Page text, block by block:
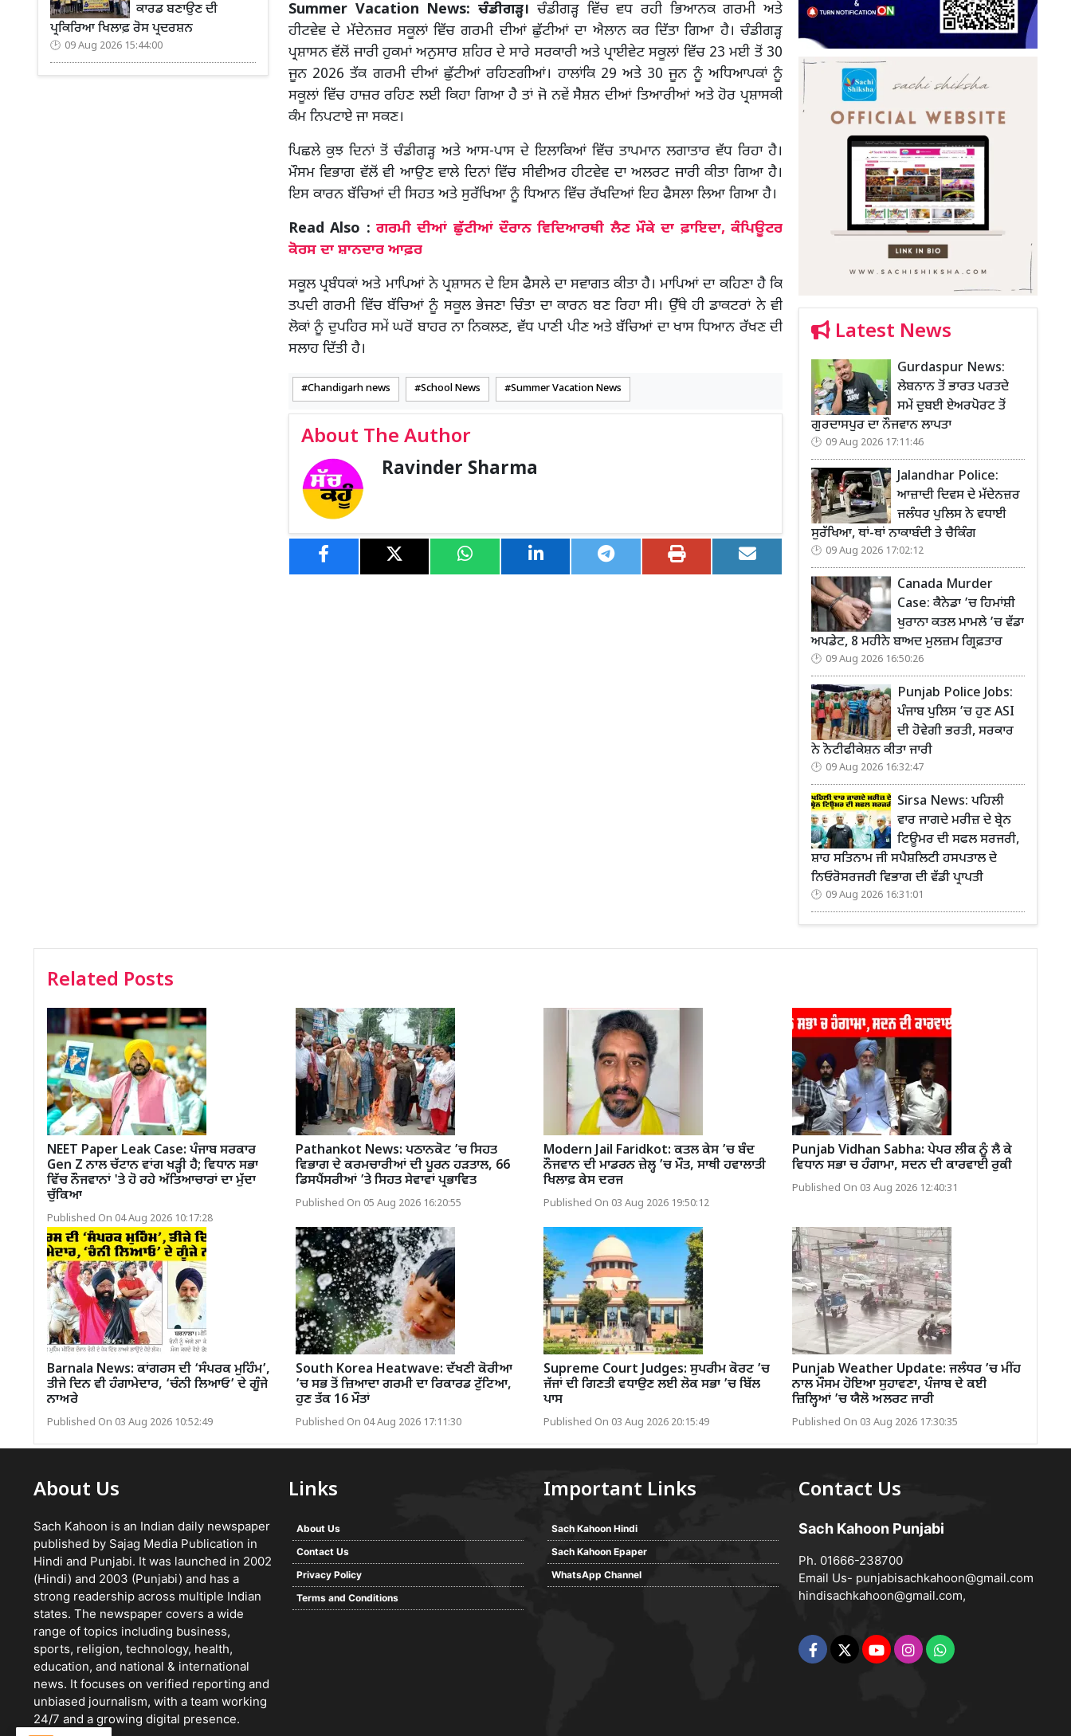
ਕਾਰਡ ਬਣਾਉਣ ਦੀ
ਪ੍ਰਕਿਰਿਆ ਖਿਲਾਫ਼ ਰੋਸ ਪ੍ਰਦਰਸ਼ਨ
09 Aug 2026 15:44:00
Summer Vacation News: ਚੰਡੀਗੜ੍ਹ। ਚੰਡੀਗੜ੍ਹ ਵਿੱਚ ਵਧ ਰਹੀ ਭਿਆਨਕ ਗਰਮੀ ਅਤੇ
ਹੀਟਵੇਵ ਦੇ ਮੱਦੇਨਜ਼ਰ ਸਕੂਲਾਂ ਵਿੱਚ ਗਰਮੀ ਦੀਆਂ ਛੁੱਟੀਆਂ ਦਾ ਐਲਾਨ ਕਰ ਦਿੱਤਾ ਗਿਆ ਹੈ। ਚੰਡੀਗੜ੍ਹ
ਪ੍ਰਸ਼ਾਸਨ ਵੱਲੋਂ ਜਾਰੀ ਹੁਕਮਾਂ ਅਨੁਸਾਰ ਸ਼ਹਿਰ ਦੇ ਸਾਰੇ ਸਰਕਾਰੀ ਅਤੇ ਪ੍ਰਾਈਵੇਟ ਸਕੂਲਾਂ ਵਿੱਚ 23 ਮਈ ਤੋਂ 30
ਜੂਨ 2026 ਤੱਕ ਗਰਮੀ ਦੀਆਂ ਛੁੱਟੀਆਂ ਰਹਿਣਗੀਆਂ। ਹਾਲਾਂਕਿ 29 ਅਤੇ 30 ਜੂਨ ਨੂੰ ਅਧਿਆਪਕਾਂ ਨੂੰ
ਸਕੂਲਾਂ ਵਿੱਚ ਹਾਜ਼ਰ ਰਹਿਣ ਲਈ ਕਿਹਾ ਗਿਆ ਹੈ ਤਾਂ ਜੋ ਨਵੇਂ ਸੈਸ਼ਨ ਦੀਆਂ ਤਿਆਰੀਆਂ ਅਤੇ ਹੋਰ ਪ੍ਰਸ਼ਾਸਕੀ
ਕੰਮ ਨਿਪਟਾਏ ਜਾ ਸਕਣ।
ਪਿਛਲੇ ਕੁਝ ਦਿਨਾਂ ਤੋਂ ਚੰਡੀਗੜ੍ਹ ਅਤੇ ਆਸ-ਪਾਸ ਦੇ ਇਲਾਕਿਆਂ ਵਿੱਚ ਤਾਪਮਾਨ ਲਗਾਤਾਰ ਵੱਧ ਰਿਹਾ ਹੈ।
ਮੌਸਮ ਵਿਭਾਗ ਵੱਲੋਂ ਵੀ ਆਉਣ ਵਾਲੇ ਦਿਨਾਂ ਵਿੱਚ ਸੀਵੀਅਰ ਹੀਟਵੇਵ ਦਾ ਅਲਰਟ ਜਾਰੀ ਕੀਤਾ ਗਿਆ ਹੈ।
ਇਸ ਕਾਰਨ ਬੱਚਿਆਂ ਦੀ ਸਿਹਤ ਅਤੇ ਸੁਰੱਖਿਆ ਨੂੰ ਧਿਆਨ ਵਿੱਚ ਰੱਖਦਿਆਂ ਇਹ ਫੈਸਲਾ ਲਿਆ ਗਿਆ ਹੈ।
Read Also : ਗਰਮੀ ਦੀਆਂ ਛੁੱਟੀਆਂ ਦੌਰਾਨ ਵਿਦਿਆਰਥੀ ਲੈਣ ਮੌਕੇ ਦਾ ਫ਼ਾਇਦਾ, ਕੰਪਿਊਟਰ
ਕੋਰਸ ਦਾ ਸ਼ਾਨਦਾਰ ਆਫ਼ਰ
ਸਕੂਲ ਪ੍ਰਬੰਧਕਾਂ ਅਤੇ ਮਾਪਿਆਂ ਨੇ ਪ੍ਰਸ਼ਾਸਨ ਦੇ ਇਸ ਫੈਸਲੇ ਦਾ ਸਵਾਗਤ ਕੀਤਾ ਹੈ। ਮਾਪਿਆਂ ਦਾ ਕਹਿਣਾ ਹੈ ਕਿ
ਤਪਦੀ ਗਰਮੀ ਵਿੱਚ ਬੱਚਿਆਂ ਨੂੰ ਸਕੂਲ ਭੇਜਣਾ ਚਿੰਤਾ ਦਾ ਕਾਰਨ ਬਣ ਰਿਹਾ ਸੀ। ਉੱਥੇ ਹੀ ਡਾਕਟਰਾਂ ਨੇ ਵੀ
ਲੋਕਾਂ ਨੂੰ ਦੁਪਹਿਰ ਸਮੇਂ ਘਰੋਂ ਬਾਹਰ ਨਾ ਨਿਕਲਣ, ਵੱਧ ਪਾਣੀ ਪੀਣ ਅਤੇ ਬੱਚਿਆਂ ਦਾ ਖਾਸ ਧਿਆਨ ਰੱਖਣ ਦੀ
ਸਲਾਹ ਦਿੱਤੀ ਹੈ।
Chandigarh news School News Summer Vacation News
About The Author
Ravinder Sharma
Latest News
Gurdaspur News:
ਲੇਬਨਾਨ ਤੋਂ ਭਾਰਤ ਪਰਤਦੇ
ਸਮੇਂ ਦੁਬਈ ਏਅਰਪੋਰਟ ਤੋਂ
ਗੁਰਦਾਸਪੁਰ ਦਾ ਨੌਜਵਾਨ ਲਾਪਤਾ
09 Aug 2026 17:11:46
Jalandhar Police:
ਆਜ਼ਾਦੀ ਦਿਵਸ ਦੇ ਮੱਦੇਨਜ਼ਰ
ਜਲੰਧਰ ਪੁਲਿਸ ਨੇ ਵਧਾਈ
ਸੁਰੱਖਿਆ, ਥਾਂ-ਥਾਂ ਨਾਕਾਬੰਦੀ ਤੇ ਚੈਕਿੰਗ
09 Aug 2026 17:02:12
Canada Murder
Case: ਕੈਨੇਡਾ ’ਚ ਹਿਮਾਂਸ਼ੀ
ਖੁਰਾਨਾ ਕਤਲ ਮਾਮਲੇ ’ਚ ਵੱਡਾ
ਅਪਡੇਟ, 8 ਮਹੀਨੇ ਬਾਅਦ ਮੁਲਜ਼ਮ ਗ੍ਰਿਫ਼ਤਾਰ
09 Aug 2026 16:50:26
Punjab Police Jobs:
ਪੰਜਾਬ ਪੁਲਿਸ ’ਚ ਹੁਣ ASI
ਦੀ ਹੋਵੇਗੀ ਭਰਤੀ, ਸਰਕਾਰ
ਨੇ ਨੋਟੀਫੀਕੇਸ਼ਨ ਕੀਤਾ ਜਾਰੀ
09 Aug 2026 16:32:47
Sirsa News: ਪਹਿਲੀ
ਵਾਰ ਜਾਗਦੇ ਮਰੀਜ਼ ਦੇ ਬ੍ਰੇਨ
ਟਿਊਮਰ ਦੀ ਸਫਲ ਸਰਜਰੀ,
ਸ਼ਾਹ ਸਤਿਨਾਮ ਜੀ ਸਪੈਸ਼ਲਿਟੀ ਹਸਪਤਾਲ ਦੇ
ਨਿਓਰੋਸਰਜਰੀ ਵਿਭਾਗ ਦੀ ਵੱਡੀ ਪ੍ਰਾਪਤੀ
09 Aug 2026 16:31:01
Related Posts
NEET Paper Leak Case: ਪੰਜਾਬ ਸਰਕਾਰ
Gen Z ਨਾਲ ਚੱਟਾਨ ਵਾਂਗ ਖੜ੍ਹੀ ਹੈ; ਵਿਧਾਨ ਸਭਾ
ਵਿੱਚ ਨੌਜਵਾਨਾਂ 'ਤੇ ਹੋ ਰਹੇ ਅੱਤਿਆਚਾਰਾਂ ਦਾ ਮੁੱਦਾ
ਚੁੱਕਿਆ
Published On 04 Aug 2026 10:17:28
Pathankot News: ਪਠਾਨਕੋਟ ’ਚ ਸਿਹਤ
ਵਿਭਾਗ ਦੇ ਕਰਮਚਾਰੀਆਂ ਦੀ ਪੂਰਨ ਹੜਤਾਲ, 66
ਡਿਸਪੈਂਸਰੀਆਂ ’ਤੇ ਸਿਹਤ ਸੇਵਾਵਾਂ ਪ੍ਰਭਾਵਿਤ
Published On 05 Aug 2026 16:20:55
Modern Jail Faridkot: ਕਤਲ ਕੇਸ ’ਚ ਬੰਦ
ਨੌਜਵਾਨ ਦੀ ਮਾਡਰਨ ਜ਼ੇਲ੍ਹ ’ਚ ਮੌਤ, ਸਾਥੀ ਹਵਾਲਾਤੀ
ਖਿਲਾਫ਼ ਕੇਸ ਦਰਜ
Published On 03 Aug 2026 19:50:12
Punjab Vidhan Sabha: ਪੇਪਰ ਲੀਕ ਨੂੰ ਲੈ ਕੇ
ਵਿਧਾਨ ਸਭਾ ਚ ਹੰਗਾਮਾ, ਸਦਨ ਦੀ ਕਾਰਵਾਈ ਰੁਕੀ
Published On 03 Aug 2026 12:40:31
Barnala News: ਕਾਂਗਰਸ ਦੀ ‘ਸੰਪਰਕ ਮੁਹਿੰਮ’,
ਤੀਜੇ ਦਿਨ ਵੀ ਹੰਗਾਮੇਦਾਰ, ‘ਚੰਨੀ ਲਿਆਓ’ ਦੇ ਗੂੰਜੇ
ਨਾਅਰੇ
Published On 03 Aug 2026 10:52:49
South Korea Heatwave: ਦੱਖਣੀ ਕੋਰੀਆ
’ਚ ਸਭ ਤੋਂ ਜ਼ਿਆਦਾ ਗਰਮੀ ਦਾ ਰਿਕਾਰਡ ਟੁੱਟਿਆ,
ਹੁਣ ਤੱਕ 16 ਮੌਤਾਂ
Published On 04 Aug 2026 17:11:30
Supreme Court Judges: ਸੁਪਰੀਮ ਕੋਰਟ ’ਚ
ਜੱਜਾਂ ਦੀ ਗਿਣਤੀ ਵਧਾਉਣ ਲਈ ਲੋਕ ਸਭਾ ’ਚ ਬਿੱਲ
ਪਾਸ
Published On 03 Aug 2026 20:15:49
Punjab Weather Update: ਜਲੰਧਰ ’ਚ ਮੀਂਹ
ਨਾਲ ਮੌਸਮ ਹੋਇਆ ਸੁਹਾਵਣਾ, ਪੰਜਾਬ ਦੇ ਕਈ
ਜ਼ਿਲ੍ਹਿਆਂ ’ਚ ਯੈਲੋ ਅਲਰਟ ਜਾਰੀ
Published On 03 Aug 2026 17:30:35
About Us
Sach Kahoon is an Indian daily newspaper
published by Sajag Media Publication in
Hindi and Punjabi. It was launched in 2002
(Hindi) and 2003 (Punjabi) and has a
strong readership across multiple Indian
states. The newspaper covers a wide
range of topics including business,
sports, religion, technology, health,
education, and national & international
news. It focuses on verified reporting and
unbiased journalism, with a team working
24/7 and a growing digital presence.
Links
About Us
Contact Us
Privacy Policy
Terms and Conditions
Important Links
Sach Kahoon Hindi
Sach Kahoon Epaper
WhatsApp Channel
Contact Us
Sach Kahoon Punjabi
Ph. 01666-238700
Email Us- punjabisachkahoon@gmail.com
hindisachkahoon@gmail.com,